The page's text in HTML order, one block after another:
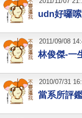
udn好囉
林俊傑-一
2011/09/08
當系所評
2010/07/31